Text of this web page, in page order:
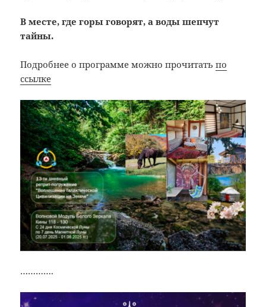
В месте, где горы говорят, а воды шепчут
тайны.
Подробнее о программе можно прочитатьпо
ссылке
………….